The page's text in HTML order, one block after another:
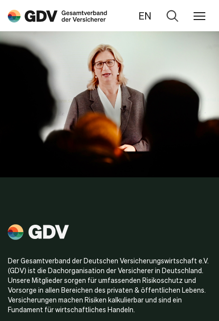
EN
Zur
Der Gesamtverband der Deutschen Versicherungswirtschaft e.V.
(GDV) ist die Dachorganisation der Versicherer in Deutschland.
Unsere Mitglieder sorgen für umfassenden Risikoschutz und
Vorsorge in allen Bereichen des privaten & öffentlichen Lebens.
Versicherungen machen Risiken kalkulierbar und sind ein
Fundament für wirtschaftliches Handeln.